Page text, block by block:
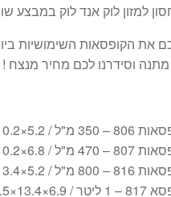
הוא:
₪89.
למזון לוק אנד לוק במבצע
את הקופסאות השימושיות
וסידרנו לכם מחיר מנצח !